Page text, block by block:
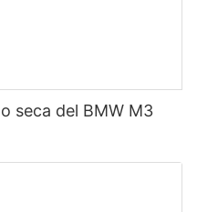
seca del BMW M3